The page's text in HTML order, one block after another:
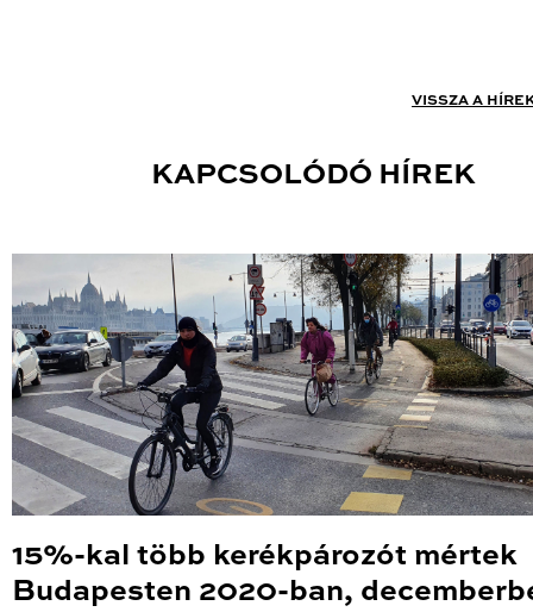
VISSZA A
KAPCSOLÓDÓ HÍREK
15%-kal több kerékpározót mértek
Budapesten 2020-ban,